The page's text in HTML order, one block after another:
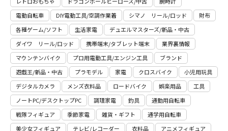
電動自転車
DIY電動工具/空調作業着 シマノ リール/ロッド
財布
各種ゲーム/ソフト
生活家電
デュエルマスターズ/新品・中古
ダイワ リール/ロッド
携帯端末/タブレット端末
業界裏情報
マウンテンバイク
プロ用電動⼯具/エンジン⼯具
ブランド
遊戯王/新品・中古
プラモデル 家電 クロスバイク
小児用玩具
デジタルカメラ
メンズ衣料品 ロードバイク 娯楽用品
工具
ノートPC/デスクトップPC
調理家電 釣具
通勤用自転車
戦隊フィギュア
季節家電 雑貨・ギフト
通学用自転車
美少女フィギュア
テレビ/レコーダー 衣料品 アニメフィギュア